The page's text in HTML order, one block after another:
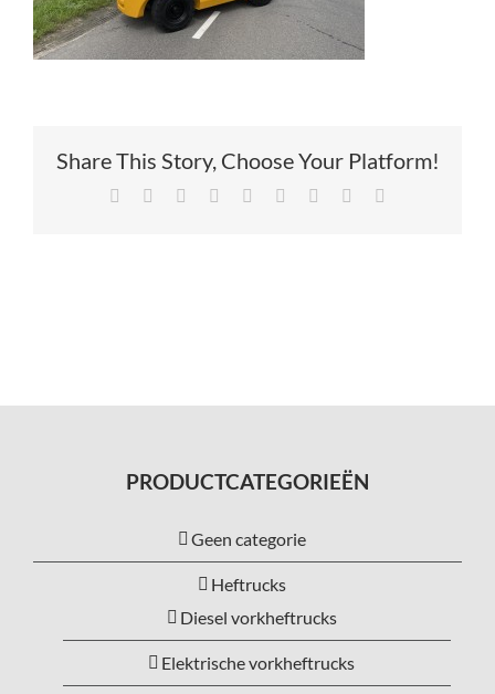
Share This Story, Choose Your Platform!
Facebook Reddit LinkedIn
TumblrPinterest Xing
PRODUCTCATEGORIEËN
Geen categorie
Heftrucks
Diesel vorkheftrucks
Elektrische vorkheftrucks